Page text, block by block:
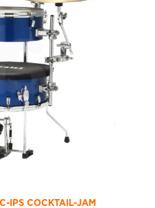
IPS COCKTAIL-JAM